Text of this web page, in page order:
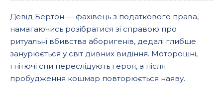
Девід Бертон — фахівець з податкового права,
намагаючись розібратися зі справою про
ритуальні вбивства аборигенів, дедалі глибше
занурюється у світ дивних видіння. Моторошні,
гнітючі сни переслідують героя, а після
пробудження кошмар повторюється наяву.